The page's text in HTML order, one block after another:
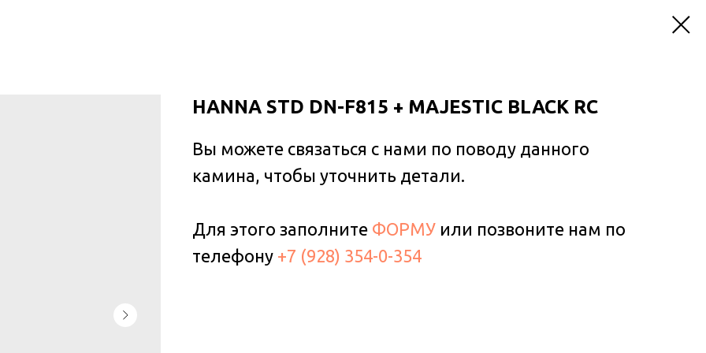
HANNA STD DN-F815 + MAJESTIC BLACK RC
Вы можете связаться с нами по поводу данного
камина, чтобы уточнить детали.
Для этого заполните ФОРМУ или позвоните нам по
телефону +7 (928) 354-0-354